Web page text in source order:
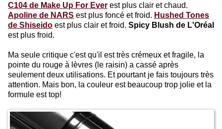
C104 de Make Up For Ever est plus clair et chaud.
Apoline de NARS est plus foncé et froid. Hushed Tones
de Shiseido est plus clair et froid. Spicy Blush de L'Oréal
est plus froid.
Ma seule critique c'est qu'il est très crémeux et fragile, la
pointe du rouge à lèvres (le raisin) a cassé après
seulement deux utilisations. Et pourtant je fais toujours très
attention. Mais bon, la couleur est beaucoup trop jolie et la
formule est top!